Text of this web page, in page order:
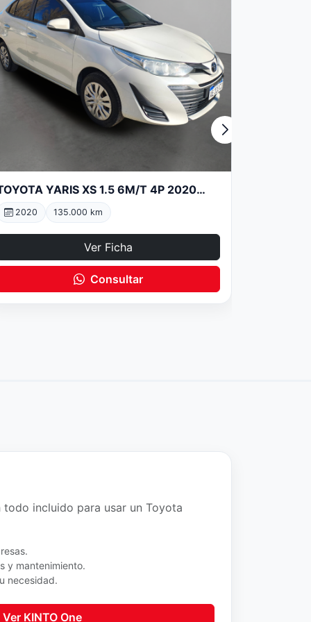
YARIS XS 1.5 6M/T 4P 2020
2020 135.000 km
Ver Ficha
Consultar
todo incluido para usar un Toyota
y mantenimiento.
necesidad.
Ver KINTO One